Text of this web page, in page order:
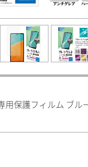
用保護フィルム ブル